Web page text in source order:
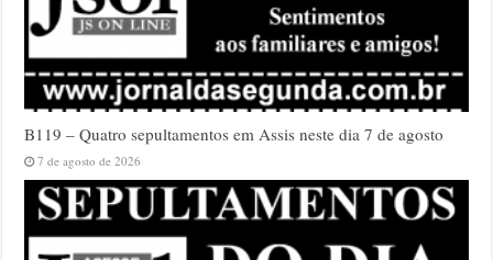
B119 – Quatro sepultamentos em Assis neste dia 7 de agosto
7 de agosto de 2026